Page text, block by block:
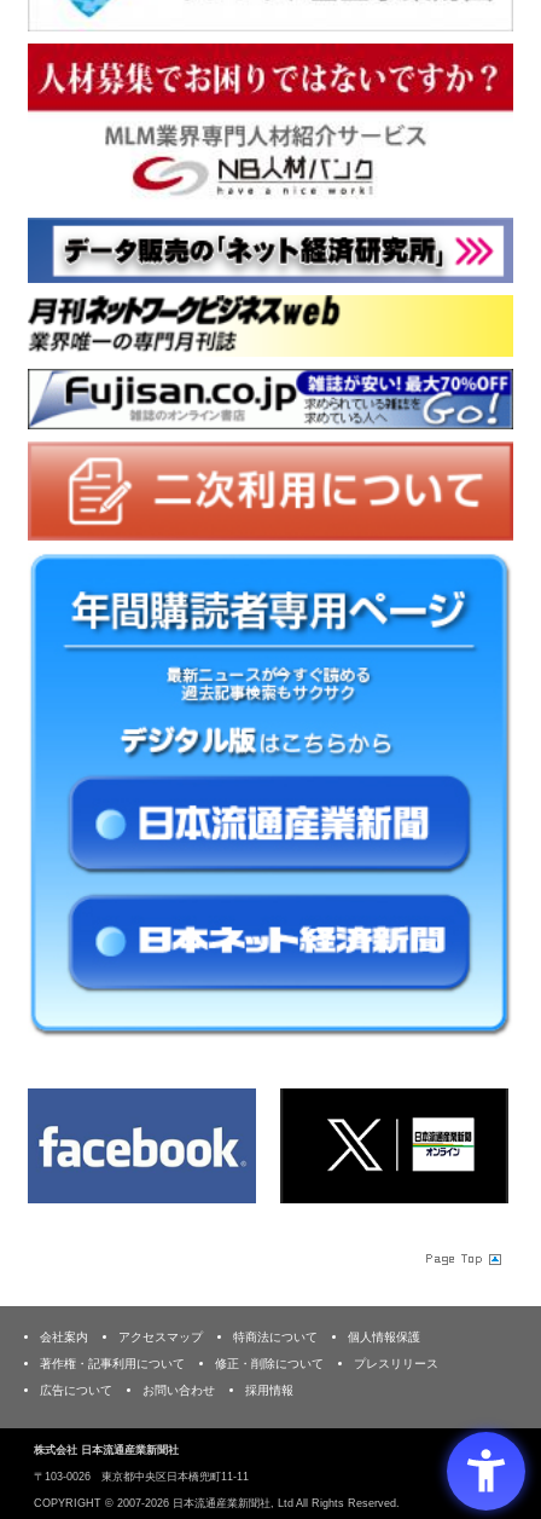
会社案内 アクセスマップ 特商法について
個人情報保護
著作権・記事利用について
修正・削除について
プレスリリース
広告について
お問い合わせ 採用情報
株式会社 日本流通産業新聞社
〒103‐0026 東京都中央区日本橋兜町11-11
COPYRIGHT © 2007-2026 日本流通産業新聞社, Ltd All Rights Reserved.